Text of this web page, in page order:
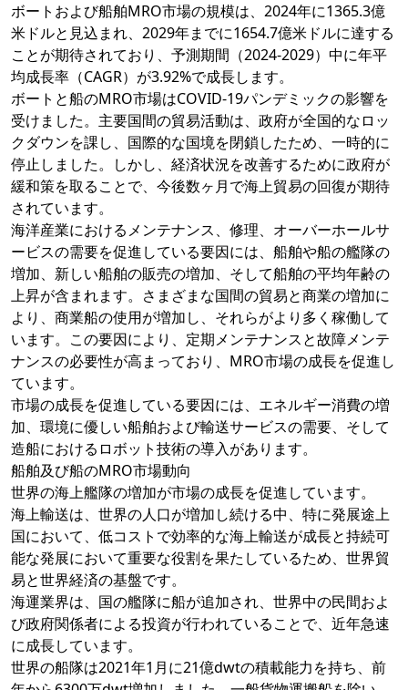
ボートおよび船舶MRO市場の規模は、2024年に1365.3億
米ドルと見込まれ、2029年までに1654.7億米ドルに達する
ことが期待されており、予測期間（2024-2029）中に年平
均成長率（CAGR）が3.92%で成長します。
ボートと船のMRO市場はCOVID-19パンデミックの影響を
受けました。主要国間の貿易活動は、政府が全国的なロッ
クダウンを課し、国際的な国境を閉鎖したため、一時的に
停止しました。しかし、経済状況を改善するために政府が
緩和策を取ることで、今後数ヶ月で海上貿易の回復が期待
されています。
海洋産業におけるメンテナンス、修理、オーバーホールサ
ービスの需要を促進している要因には、船舶や船の艦隊の
増加、新しい船舶の販売の増加、そして船舶の平均年齢の
上昇が含まれます。さまざまな国間の貿易と商業の増加に
より、商業船の使用が増加し、それらがより多く稼働して
います。この要因により、定期メンテナンスと故障メンテ
ナンスの必要性が高まっており、MRO市場の成長を促進し
ています。
市場の成長を促進している要因には、エネルギー消費の増
加、環境に優しい船舶および輸送サービスの需要、そして
造船におけるロボット技術の導入があります。
船舶及び船のMRO市場動向
世界の海上艦隊の増加が市場の成長を促進しています。
海上輸送は、世界の人口が増加し続ける中、特に発展途上
国において、低コストで効率的な海上輸送が成長と持続可
能な発展において重要な役割を果たしているため、世界貿
易と世界経済の基盤です。
海運業界は、国の艦隊に船が追加され、世界中の民間およ
び政府関係者による投資が行われていることで、近年急速
に成長しています。
世界の船隊は2021年1月に21億dwtの積載能力を持ち、前